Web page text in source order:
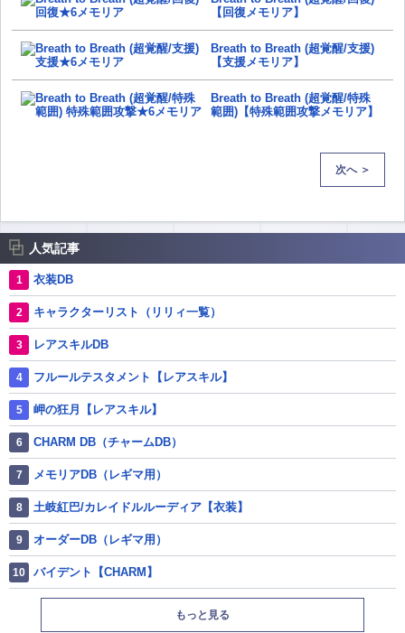
【回復メモリア】
Breath to Breath (超覚醒/支援)
【支援メモリア】
Breath to Breath (超覚醒/特殊
範囲)【特殊範囲攻撃メモリア】
次へ ＞
人気記事
衣装DB
キャラクターリスト（リリィ一覧）
レアスキルDB
フルールテスタメント【レアスキル】
岬の狂月【レアスキル】
CHARM DB（チャームDB）
メモリアDB（レギマ用）
土岐紅巴/カレイドルルーディア【衣装】
オーダーDB（レギマ用）
バイデント【CHARM】
もっと見る